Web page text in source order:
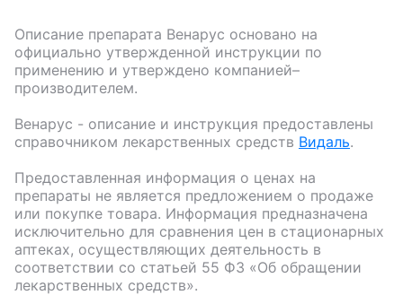
Описание препарата Венарус основано на
официально утвержденной инструкции по
применению и утверждено компанией–
производителем.
Венарус - описание и инструкция предоставлены
справочником лекарственных средств Видаль.
Предоставленная информация о ценах на
препараты не является предложением о продаже
или покупке товара. Информация предназначена
исключительно для сравнения цен в стационарных
аптеках, осуществляющих деятельность в
соответствии со статьей 55 ФЗ «Об обращении
лекарственных средств».